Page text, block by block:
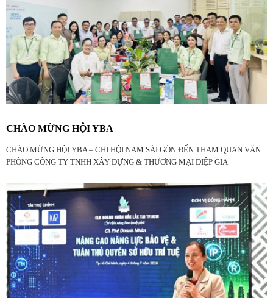
CHÀO MỪNG HỘI YBA
CHÀO MỪNG HỘI YBA – CHI HỘI NAM SÀI GÒN ĐẾN THAM QUAN VĂN
PHÒNG CÔNG TY TNHH XÂY DỰNG & THƯƠNG MẠI DIỆP GIA